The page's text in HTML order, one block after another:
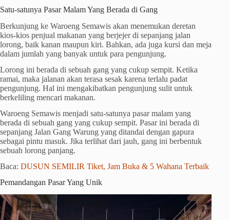
Satu-satunya Pasar Malam Yang Berada di Gang
Berkunjung ke Waroeng Semawis akan menemukan deretan
kios-kios penjual makanan yang berjejer di sepanjang jalan
lorong, baik kanan maupun kiri. Bahkan, ada juga kursi dan meja
dalam jumlah yang banyak untuk para pengunjung.
Lorong ini berada di sebuah gang yang cukup sempit. Ketika
ramai, maka jalanan akan terasa sesak karena terlalu padat
pengunjung. Hal ini mengakibatkan pengunjung sulit untuk
berkeliling mencari makanan.
Waroeng Semawis menjadi satu-satunya pasar malam yang
berada di sebuah gang yang cukup sempit. Pasar ini berada di
sepanjang Jalan Gang Warung yang ditandai dengan gapura
sebagai pintu masuk. Jika terlihat dari jauh, gang ini berbentuk
sebuah lorong panjang.
Baca: DUSUN SEMILIR Tiket, Jam Buka & 5 Wahana Terbaik
Pemandangan Pasar Yang Unik